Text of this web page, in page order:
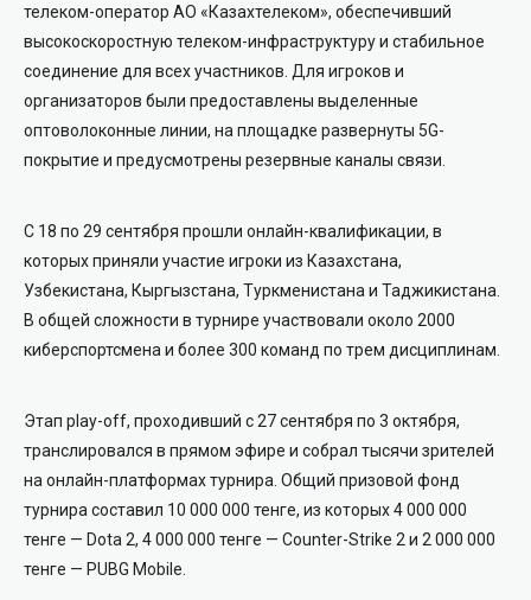
телеком-оператор АО «Казахтелеком», обеспечивший
высокоскоростную телеком-инфраструктуру и стабильное
соединение для всех участников. Для игроков и
организаторов были предоставлены выделенные
оптоволоконные линии, на площадке развернуты 5G-
покрытие и предусмотрены резервные каналы связи.
С 18 по 29 сентября прошли онлайн-квалификации, в
которых приняли участие игроки из Казахстана,
Узбекистана, Кыргызстана, Туркменистана и Таджикистана.
В общей сложности в турнире участвовали около 2000
киберспортсмена и более 300 команд по трем дисциплинам.
Этап play-off, проходивший с 27 сентября по 3 октября,
транслировался в прямом эфире и собрал тысячи зрителей
на онлайн-платформах турнира. Общий призовой фонд
турнира составил 10 000 000 тенге, из которых 4 000 000
тенге — Dota 2, 4 000 000 тенге — Counter-Strike 2 и 2 000 000
тенге — PUBG Mobile.